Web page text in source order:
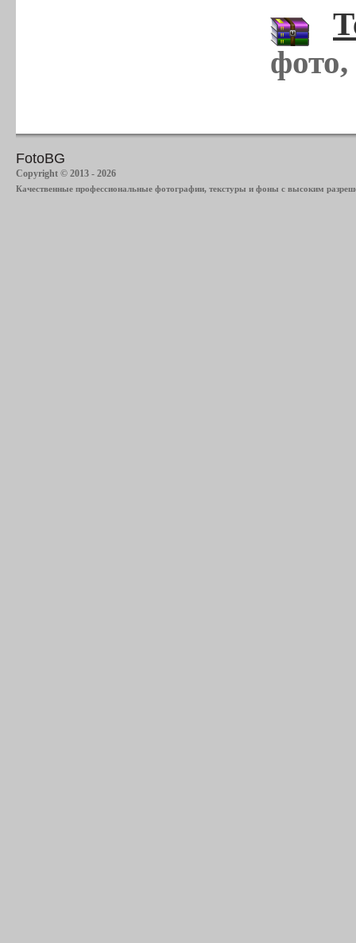
FotoBG
Copyright © 2013 - 2026
Качественные профессиональные фотографии, текстуры и фоны с высоким